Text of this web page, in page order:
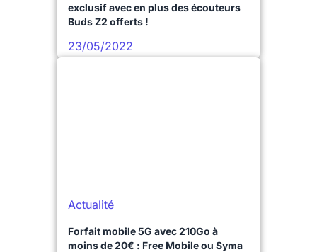
exclusif avec en plus des écouteurs
Buds Z2 offerts !
23/05/2022
Actualité
Forfait mobile 5G avec 210Go à
moins de 20€ : Free Mobile ou Syma